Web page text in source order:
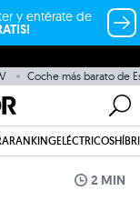
y entérate de
Coche más barato de
RANKINGELÉCTRICOS
2 MIN